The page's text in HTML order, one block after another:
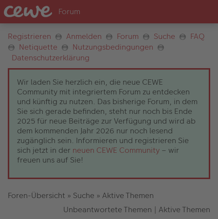
Registrieren Anmelden Forum Suche
FAQ
Netiquette
Nutzungsbedingungen
Datenschutzerklärung
Wir laden Sie herzlich ein, die neue CEWE
Community mit integriertem Forum zu entdecken
und künftig zu nutzen. Das bisherige Forum, in dem
Sie sich gerade befinden, steht nur noch bis Ende
2025 für neue Beiträge zur Verfügung und wird ab
dem kommenden Jahr 2026 nur noch lesend
zugänglich sein. Informieren und registrieren Sie
sich jetzt in der neuen CEWE Community – wir
freuen uns auf Sie!
Foren-Übersicht » Suche » Aktive Themen
Unbeantwortete Themen | Aktive Themen